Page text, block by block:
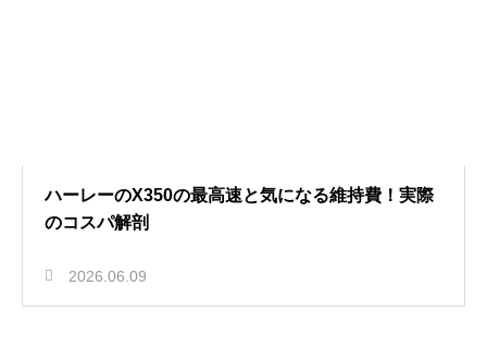
ハーレーのX350の最高速と気になる維持費！実際
のコスパ解剖
2026.06.09